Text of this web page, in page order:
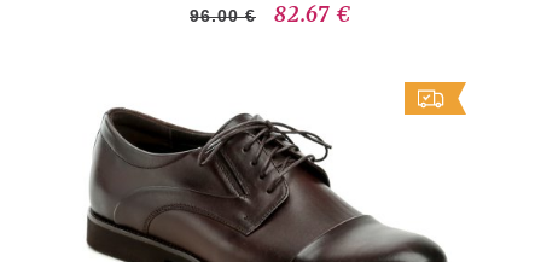
96.00 € 82.67 €